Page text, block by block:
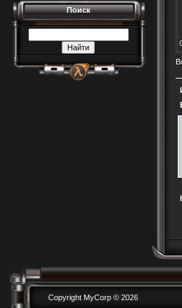
Поиск
Copyright MyCorp © 2026